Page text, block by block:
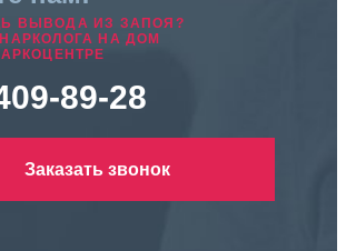
ВЫВОДА ИЗ ЗАПОЯ?
НА ДОМ
89-28
Заказать звонок